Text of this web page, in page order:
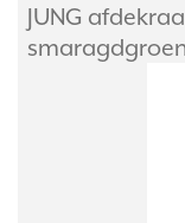
JUNG
smaragdgroen